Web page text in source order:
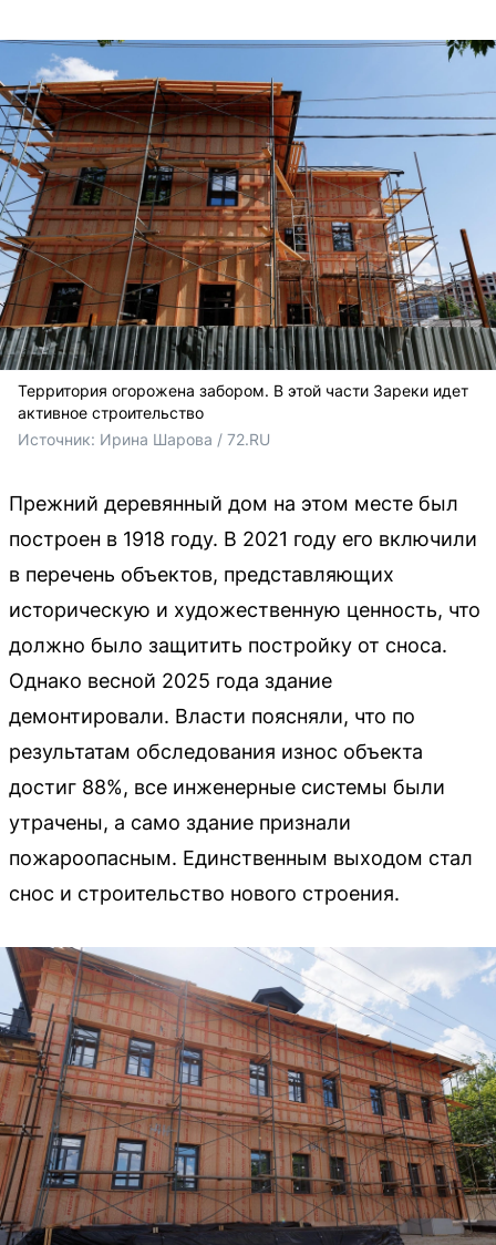
Территория огорожена забором. В этой части Зареки идет
активное строительство
Источник: Ирина Шарова / 72.RU
Прежний деревянный дом на этом месте был
построен в 1918 году. В 2021 году его включили
в перечень объектов, представляющих
историческую и художественную ценность, что
должно было защитить постройку от сноса.
Однако весной 2025 года здание
демонтировали. Власти поясняли, что по
результатам обследования износ объекта
достиг 88%, все инженерные системы были
утрачены, а само здание признали
пожароопасным. Единственным выходом стал
снос и строительство нового строения.